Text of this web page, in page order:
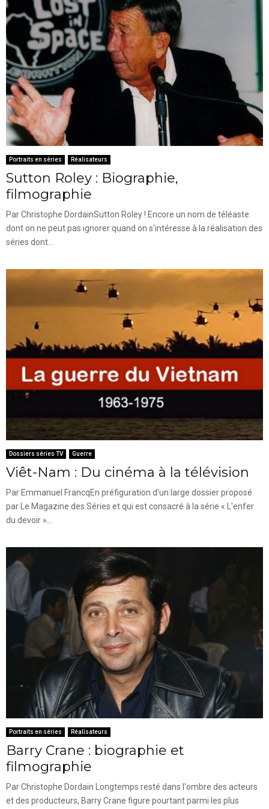
Portraits en séries Réalisateurs
Sutton Roley : Biographie,
filmographie
Par Christophe DordainSutton Roley ! Encore un nom de téléaste
dont on ne peut pas ignorer quand on s'intéresse à la réalisation des
séries dont...
Dossiers séries TV Guerre
Viêt-Nam : Du cinéma à la télévision
Par Emmanuel FrancqEn préfiguration d'un large dossier proposé
par Le Magazine des Séries et qui est consacré à la série « L'enfer
du devoir »...
Portraits en séries Réalisateurs
Barry Crane : biographie et
filmographie
Par Christophe Dordain Longtemps resté dans l'ombre des acteurs
et des producteurs, Barry Crane figure pourtant parmi les plus